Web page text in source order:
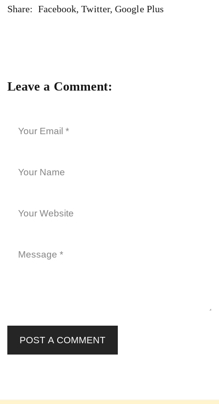
Share: Facebook,Twitter,Google Plus
Leave a Comment:
POST A COMMENT